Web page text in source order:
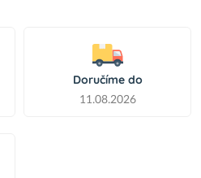
Doručíme do
11.08.2026